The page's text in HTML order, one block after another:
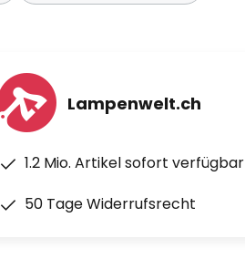
Lampenwelt.ch
1.2 Mio. Artikel sofort verfügbar
50 Tage Widerrufsrecht